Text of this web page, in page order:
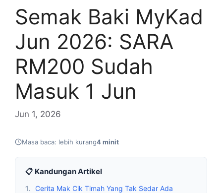
Semak Baki MyKad
Jun 2026: SARA
RM200 Sudah
Masuk 1 Jun
Jun 1, 2026
Masa baca: lebih kurang4 minit
📋 Kandungan Artikel
1.
Cerita Mak Cik Timah Yang Tak Sedar Ada